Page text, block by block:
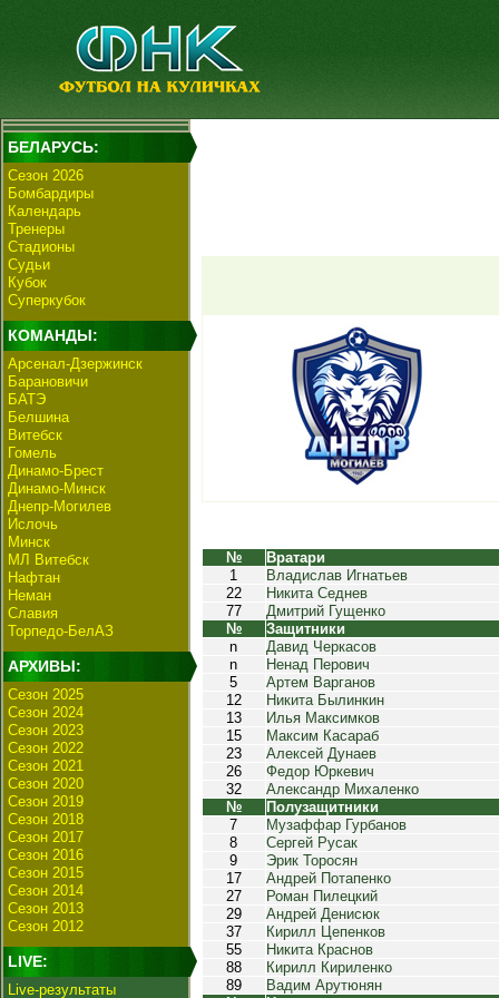
БЕЛАРУСЬ:
Сезон 2026
Бомбардиры
Календарь
Тренеры
Стадионы
Судьи
Кубок
Суперкубок
КОМАНДЫ:
Арсенал-Дзержинск
Барановичи
БАТЭ
Белшина
Витебск
Гомель
Динамо-Брест
Динамо-Минск
Днепр-Могилев
Ислочь
Минск
МЛ Витебск
Нафтан
Неман
Славия
Торпедо-БелАЗ
АРХИВЫ:
Сезон 2025
Сезон 2024
Сезон 2023
Сезон 2022
Сезон 2021
Сезон 2020
Сезон 2019
Сезон 2018
Сезон 2017
Сезон 2016
Сезон 2015
Сезон 2014
Сезон 2013
Сезон 2012
LIVE:
Live-результаты
№
Вратари
1
Владислав Игнатьев
22
Никита Седнев
77
Дмитрий Гущенко
№
Защитники
n
Давид Черкасов
n
Ненад Перович
5
Артем Варганов
12
Никита Былинкин
13
Илья Максимков
15
Максим Касараб
23
Алексей Дунаев
26
Федор Юркевич
32
Александр Михаленко
№
Полузащитники
7
Музаффар Гурбанов
8
Сергей Русак
9
Эрик Торосян
17
Андрей Потапенко
27
Роман Пилецкий
29
Андрей Денисюк
37
Кирилл Цепенков
55
Никита Краснов
88
Кирилл Кириленко
89
Вадим Арутюнян